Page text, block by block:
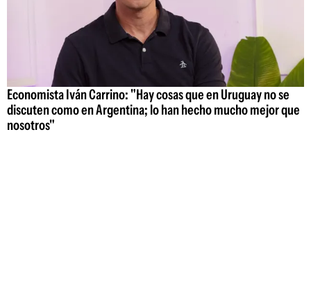
Economista Iván Carrino: "Hay cosas que en Uruguay no se
discuten como en Argentina; lo han hecho mucho mejor que
nosotros"